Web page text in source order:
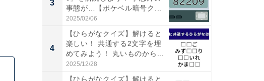
3
事態が…【ポケベル暗号ク...
2025/02/06
4
【ひらがなクイズ】解けると
楽しい！ 共通する2文字を埋
めてみよう！ 丸いものから...
2025/12/28
【ひらがなクイズ】解けると